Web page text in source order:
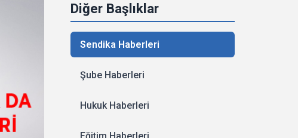
Diğer Başlıklar
Sendika Haberleri
Şube Haberleri
Hukuk Haberleri